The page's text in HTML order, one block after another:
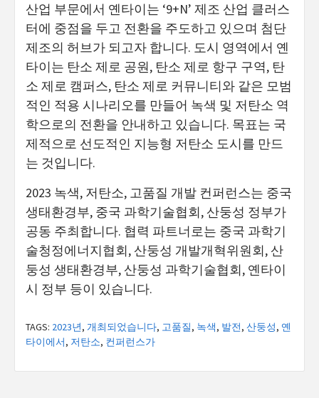
산업 부문에서 옌타이는 ‘9+N’ 제조 산업 클러스
터에 중점을 두고 전환을 주도하고 있으며 첨단
제조의 허브가 되고자 합니다. 도시 영역에서 옌
타이는 탄소 제로 공원, 탄소 제로 항구 구역, 탄
소 제로 캠퍼스, 탄소 제로 커뮤니티와 같은 모범
적인 적용 시나리오를 만들어 녹색 및 저탄소 역
학으로의 전환을 안내하고 있습니다. 목표는 국
제적으로 선도적인 지능형 저탄소 도시를 만드
는 것입니다.
2023 녹색, 저탄소, 고품질 개발 컨퍼런스는 중국
생태환경부, 중국 과학기술협회, 산둥성 정부가
공동 주최합니다. 협력 파트너로는 중국 과학기
술청정에너지협회, 산둥성 개발개혁위원회, 산
둥성 생태환경부, 산둥성 과학기술협회, 옌타이
시 정부 등이 있습니다.
TAGS: 2023년, 개최되었습니다, 고품질, 녹색, 발전, 산둥성, 옌
타이에서, 저탄소, 컨퍼런스가